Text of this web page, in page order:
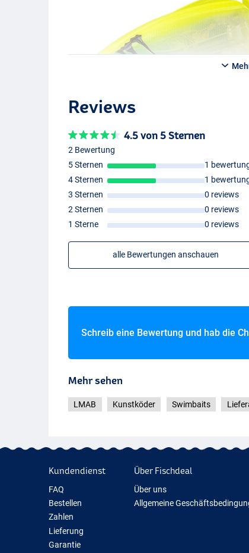
Reviews
4.5 von 5 Sternen
2 Bewertung
5 Sternen
1
4 Sternen
1
3 Sternen
0 reviews
2 Sternen
0 reviews
1 Sterne
0 reviews
alle Bewertungen anschauen
Schreib eine Bewertung und hab die
Mehr sehen
LMAB Kunstköder Swimbaits
Kundendienst
FAQ
Bestellen
Zahlen
Lieferung
Garantie
Über Fischdeal
Über uns
Allgemeine